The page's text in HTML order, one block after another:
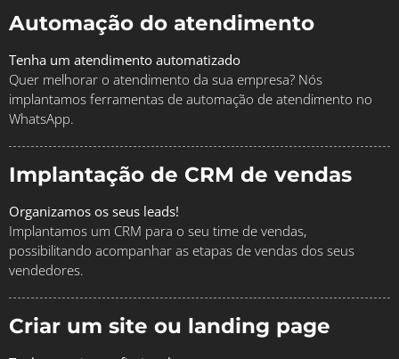
Automação do atendimento
Tenha um atendimento automatizado
Quer melhorar o atendimento da sua empresa? Nós
implantamos ferramentas de automação de atendimento no
WhatsApp.
Implantação de CRM de vendas
Organizamos os seus leads!
Implantamos um CRM para o seu time de vendas,
possibilitando acompanhar as etapas de vendas dos seus
vendedores.
Criar um site ou landing page